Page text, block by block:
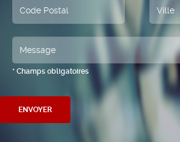
* Champs obligatoires